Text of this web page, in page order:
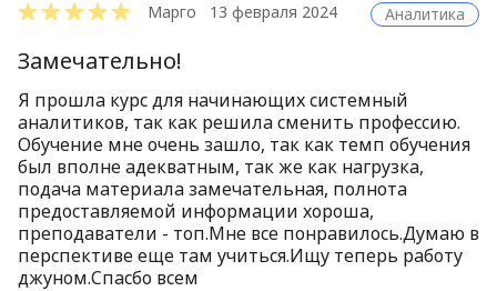
Марго 13 февраля 2024 Аналитика
Замечательно!
Я прошла курс для начинающих системный
аналитиков, так как решила сменить профессию.
Обучение мне очень зашло, так как темп обучения
был вполне адекватным, так же как нагрузка,
подача материала замечательная, полнота
предоставляемой информации хороша,
преподаватели - топ.Мне все понравилось.Думаю в
перспективе еще там учиться.Ищу теперь работу
джуном.Спасбо всем